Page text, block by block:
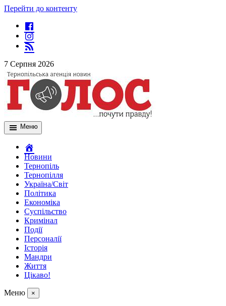
Перейти до контенту
7 Серпня 2026
Меню
Новини
Тернопіль
Тернопілля
Україна/Світ
Політика
Економіка
Суспільство
Кримінал
Події
Персоналії
Історія
Мандри
Життя
Цікаво!
Меню ×